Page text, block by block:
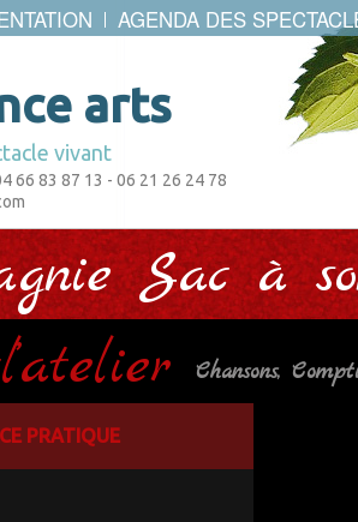
AGENDA DES
arts
vivant
66 83 87 13 - 06 21 26 24 78
Sac à
Chansons,
PRATIQUE